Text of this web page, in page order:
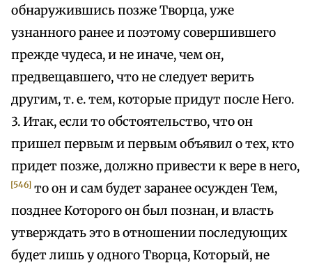
обнаружившись позже Творца, уже
узнанного ранее и поэтому совершившего
прежде чудеса, и не иначе, чем он,
предвещавшего, что не следует верить
другим, т. е. тем, которые придут после Него.
3. Итак, если то обстоятельство, что он
пришел первым и первым объявил о тех, кто
придет позже, должно привести к вере в него,
[546] то он и сам будет заранее осужден Тем,
позднее Которого он был познан, и власть
утверждать это в отношении последующих
будет лишь у одного Творца, Который, не